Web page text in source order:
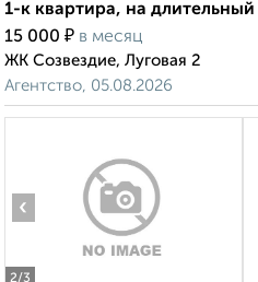
1-к квартира, на
15 000 ₽ в месяц
ЖК Созвездие, Луговая 2
Агентство, 05.08.2026
2/3
‹